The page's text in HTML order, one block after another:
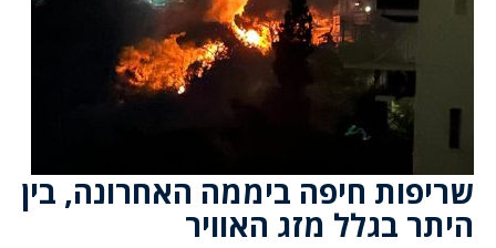
שריפות חיפה ביממה האחרונה, בין
היתר בגלל מזג האוויר